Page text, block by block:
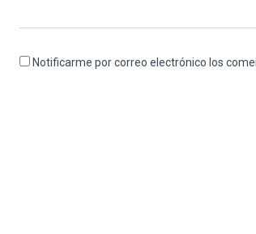
Notificarme por correo electrónico los